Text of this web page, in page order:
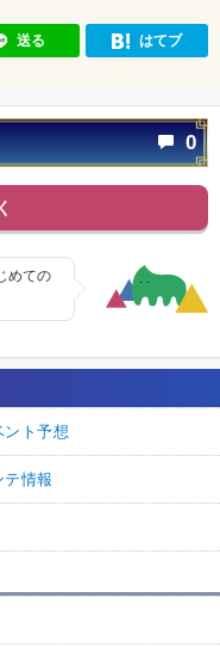
送る はてブ
0
めての
ント予想
テ情報